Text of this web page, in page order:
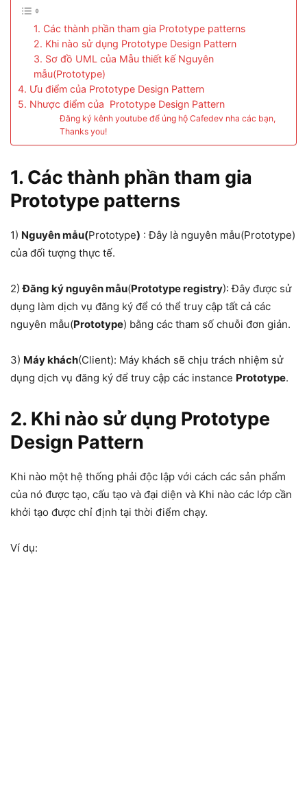
1. Các thành phần tham gia Prototype patterns
2. Khi nào sử dụng Prototype Design Pattern
3. Sơ đồ UML của Mẫu thiết kế Nguyên
mẫu(Prototype)
4. Ưu điểm của Prototype Design Pattern
5. Nhược điểm của Prototype Design Pattern
Đăng ký kênh youtube để ủng hộ Cafedev nha các bạn,
Thanks you!
1. Các thành phần tham gia
Prototype patterns
1) Nguyên mẫu(Prototype) : Đây là nguyên mẫu(Prototype)
của đối tượng thực tế.
2)Đăng ký nguyên mẫu(Prototype registry): Đây được sử
dụng làm dịch vụ đăng ký để có thể truy cập tất cả các
nguyên mẫu(Prototype) bằng các tham số chuỗi đơn giản.
3) Máy khách(Client): Máy khách sẽ chịu trách nhiệm sử
dụng dịch vụ đăng ký để truy cập các instance Prototype.
2. Khi nào sử dụng Prototype
Design Pattern
Khi nào một hệ thống phải độc lập với cách các sản phẩm
của nó được tạo, cấu tạo và đại diện và Khi nào các lớp cần
khởi tạo được chỉ định tại thời điểm chạy.
Ví dụ: